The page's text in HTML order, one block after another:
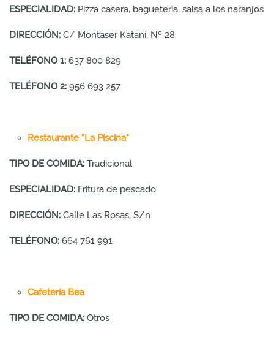
ESPECIALIDAD: Pizza casera, baguetería, salsa a los naranjos
DIRECCIÓN: C/ Montaser Katani, Nº 28
TELÉFONO 1: 637 800 829
TELÉFONO 2: 956 693 257
Restaurante "La Piscina"
TIPO DE COMIDA: Tradicional
ESPECIALIDAD: Fritura de pescado
DIRECCIÓN: Calle Las Rosas, S/n
TELÉFONO: 664 761 991
Cafetería Bea
TIPO DE COMIDA: Otros